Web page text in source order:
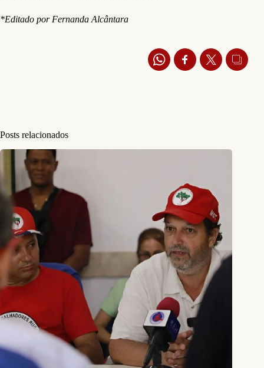
*Editado por Fernanda Alcântara
Posts relacionados